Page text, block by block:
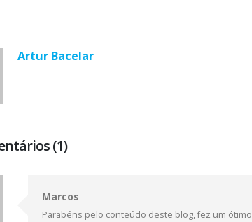
Artur Bacelar
(1)
Marcos
Parabéns pelo conteúdo deste blog, fez um ótimo